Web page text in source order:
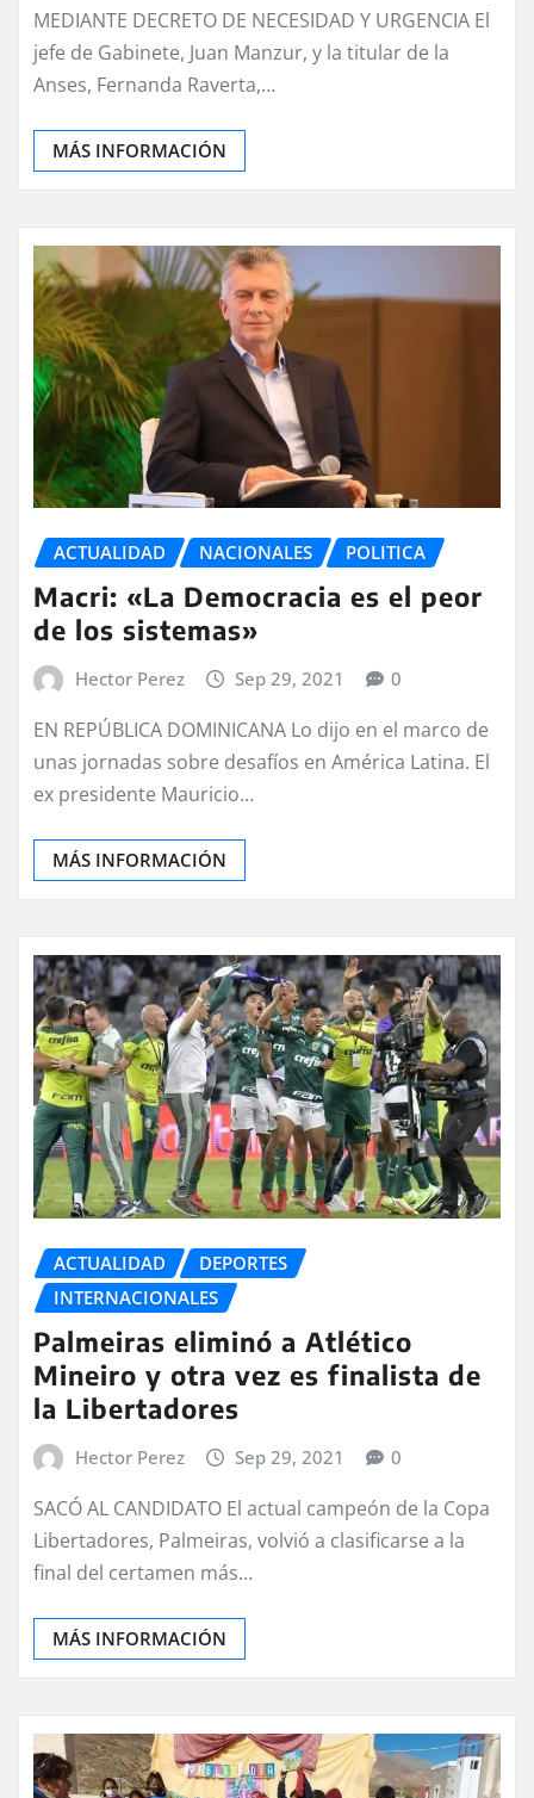
MEDIANTE DECRETO DE NECESIDAD Y URGENCIA El
jefe de Gabinete, Juan Manzur, y la titular de la
Anses, Fernanda Raverta,…
MÁS INFORMACIÓN
ACTUALIDAD NACIONALES POLITICA
Macri: «La Democracia es el peor
de los sistemas»
Hector Perez Sep 29, 2021 0
EN REPÚBLICA DOMINICANA Lo dijo en el marco de
unas jornadas sobre desafíos en América Latina. El
ex presidente Mauricio…
MÁS INFORMACIÓN
ACTUALIDAD
DEPORTES
INTERNACIONALES
Palmeiras eliminó a Atlético
Mineiro y otra vez es finalista de
la Libertadores
Hector Perez Sep 29, 2021 0
SACÓ AL CANDIDATO El actual campeón de la Copa
Libertadores, Palmeiras, volvió a clasificarse a la
final del certamen más…
MÁS INFORMACIÓN